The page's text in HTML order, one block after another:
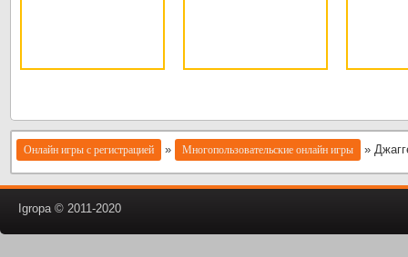
Онлайн игры с регистрацией » Многопользовательские онлайн игры »
Igropa © 2011-2020